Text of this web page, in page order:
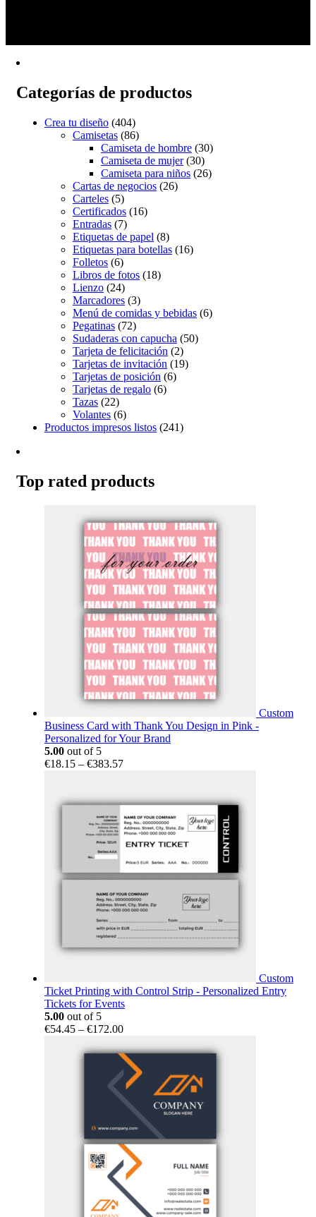
elegir
producto
Categorías de productos
Crea tu diseño (404)
Camisetas (86)
Camiseta de hombre (30)
Camiseta de mujer (30)
Camiseta para niños (26)
Cartas de negocios (26)
Carteles (5)
Certificados (16)
Entradas (7)
Etiquetas de papel (8)
Etiquetas para botellas (16)
Folletos (6)
Libros de fotos (18)
Lienzo (24)
Marcadores (3)
Menú de comidas y bebidas (6)
Pegatinas (72)
Sudaderas con capucha (50)
Tarjeta de felicitación (2)
Tarjetas de invitación (19)
Tarjetas de posición (6)
Tarjetas de regalo (6)
Tazas (22)
Volantes (6)
Productos impresos listos (241)
Top rated products
Custom
Business Card with Thank You Design in Pink -
Personalized for Your Brand
5.00 out of 5
€18.15 – €383.57Price
through
€383.57
Custom
Ticket Printing with Control Strip - Personalized Entry
Tickets for Events
5.00 out of 5
€54.45 – €172.00Price
€54.45
through
€172.00